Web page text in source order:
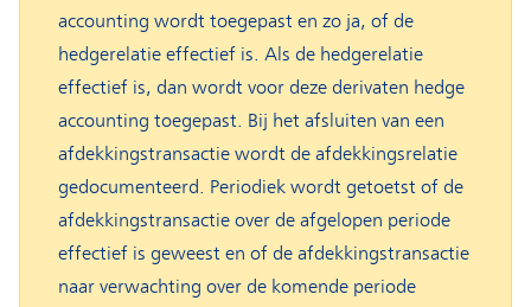
accounting wordt toegepast en zo ja, of de
hedgerelatie effectief is. Als de hedgerelatie
effectief is, dan wordt voor deze derivaten hedge
accounting toegepast. Bij het afsluiten van een
afdekkingstransactie wordt de afdekkingsrelatie
gedocumenteerd. Periodiek wordt getoetst of de
afdekkingstransactie over de afgelopen periode
effectief is geweest en of de afdekkingstransactie
naar verwachting over de komende periode